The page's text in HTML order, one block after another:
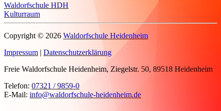
Waldorfschule HDH
Kulturraum
Copyright © 2026 Waldorfschule Heidenheim
Impressum | Datenschutzerklärung
Freie Waldorfschule Heidenheim, Ziegelstr. 50, 89518 Heidenheim
Telefon: 07321 / 9859-0
E-Mail: info@waldorfschule-heidenheim.de